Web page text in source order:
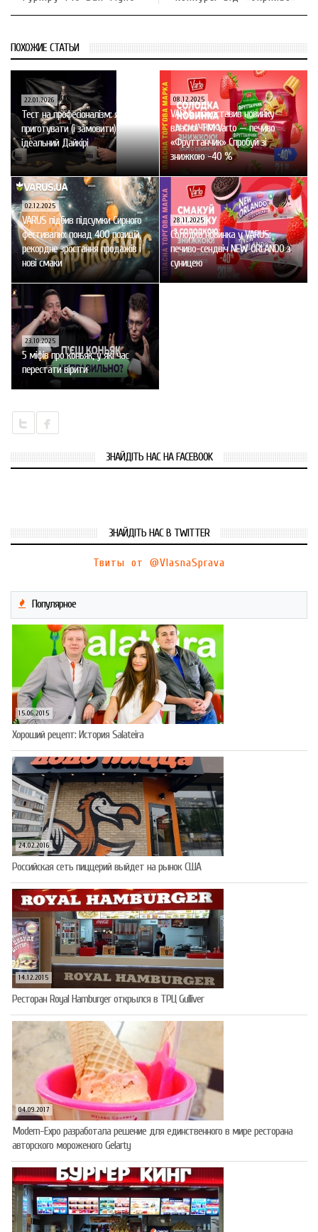
ПОХОЖИЕ СТАТЬИ
22.01.2026
Тест на професіоналізм: як
приготувати (і замовити)
ідеальний Дайкірі
08.12.2025
VARUS представив новинку
власної ТМ Varto — печиво
«Фруттанчик» Спробуй зі
знижкою -40 %
02.12.2025
VARUS підбив підсумки Сирного
фестивалю: понад 400 позицій,
рекордне зростання продажів і
нові смаки
28.11.2025
Солодка новинка у VARUS:
печиво-сендвіч NEW ORLANDO з
суницею
23.10.2025
5 міфів про коньяк, у які час
перестати вірити
ЗНАЙДІТЬ НАС НА FACEBOOK
ЗНАЙДІТЬ НАС В TWITTER
Твиты от @VlasnaSprava
Популярное
15.06.2015
Хороший рецепт: История Salateira
24.02.2016
Российская сеть пиццерий выйдет на рынок США
14.12.2015
Ресторан Royal Hamburger открылся в ТРЦ Gulliver
04.09.2017
Modern-Expo разработала решение для единственного в мире ресторана
авторского мороженого Gelarty